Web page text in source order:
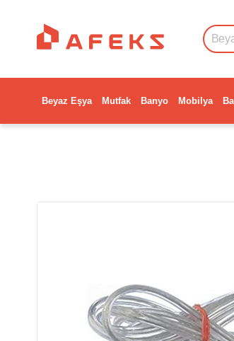
Beyaz Eşya Mutfak Banyo Mobilya